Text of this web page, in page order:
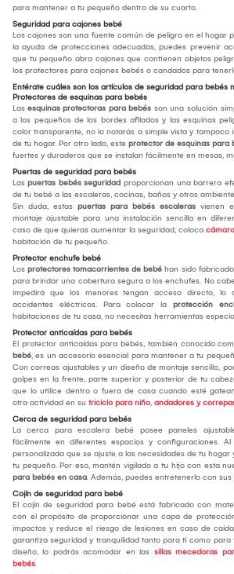
para mantener a tu pequeño dentro de su cuarto.
Seguridad para cajones bebé
Los cajones son una fuente común de peligro en el hogar
la ayuda de protecciones adecuadas, puedes prevenir
que tu pequeño abra cajones que contienen objetos
los protectores para cajones bebés o candados para
Entérate cuáles son los artículos de seguridad para bebés
Protectores de esquinas para bebés
Las esquinas protectoras para bebés son una solución
a los pequeños de los bordes afilados y las esquinas
color transparente, no lo notarás a simple vista y tampoco
de tu hogar. Por otro lado, este protector de esquinas para
fuertes y duraderos que se instalan fácilmente en mesas,
Puertas de seguridad para bebés
Las puertas bebés seguridad proporcionan una barrera
de tu bebé a las escaleras, cocinas, baños y otros
Sin duda, estas puertas para bebés escaleras vienen
montaje ajustable para una instalación sencilla en
caso de que quieras aumentar la seguridad, coloca
habitación de tu pequeño.
Protector enchufe bebé
Los protectores tomacorrientes de bebé han sido
para brindar una cobertura segura a los enchufes. No
impedirá que los menores tengan acceso directo, lo
accidentes eléctricos. Para colocar la protección
habitaciones de tu casa, no necesitas herramientas
Protector anticaídas para bebés
El protector anticaídas para bebés, también conocido
bebé, es un accesorio esencial para mantener a tu
Con correas ajustables y un diseño de montaje sencillo,
golpes en la frente, parte superior y posterior de tu
que lo utilice dentro o fuera de casa cuando esté
otra actividad en su triciclo para niño, andadores y
Cerca de seguridad para bebés
La cerca para escalera bebé posee paneles
fácilmente en diferentes espacios y configuraciones.
personalizada que se ajuste a las necesidades de tu
tu pequeño. Por eso, mantén vigilado a tu hijo con esta
para bebés en casa. Además, puedes entretenerlo con sus
Cojín de seguridad para bebé
El cojín de seguridad para bebé está fabricado con
con el propósito de proporcionar una capa de
impactos y reduce el riesgo de lesiones en caso de
garantiza seguridad y tranquilidad tanto para ti como para
diseño, lo podrás acomodar en las sillas mecedoras
bebés.